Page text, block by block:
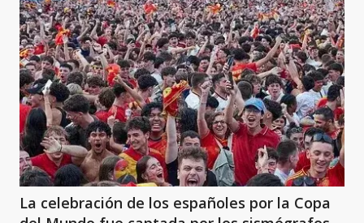
La celebración de los españoles por la Copa